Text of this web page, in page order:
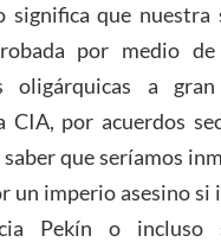
significa que nuestra
por medio de
oligárquicas a
CIA, por acuerdos
saber que seríamos
un imperio asesino si
Pekín o incluso